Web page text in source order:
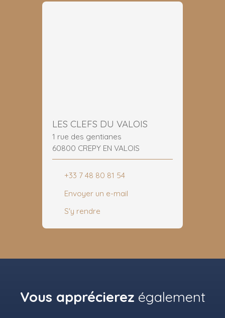
LES CLEFS DU VALOIS
1 rue des gentianes
60800 CREPY EN VALOIS
+33 7 48 80 81 54
Envoyer un e-mail
S'y rendre
Vous apprécierez également